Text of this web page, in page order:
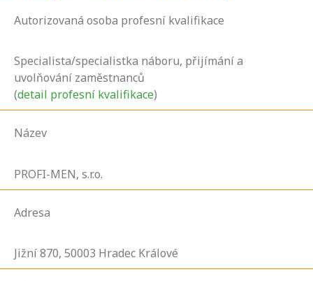
Autorizovaná osoba profesní kvalifikace
Specialista/specialistka náboru, přijímání a
uvolňování zaměstnanců
(detail profesní kvalifikace)
Název
PROFI-MEN, s.r.o.
Adresa
Jižní870, 50003 Hradec Králové